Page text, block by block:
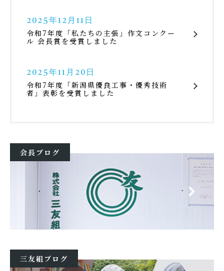
2025年12月11日
令和7年度「私たちの主張」作文コンクー
ル 会長賞を受賞しました
2025年11月20日
令和7年度「新潟県優良工事・優秀技術
者」表彰を受賞しました
会長ブログ
三友組ブログ